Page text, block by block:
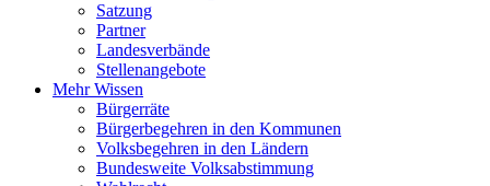
Satzung
Partner
Landesverbände
Stellenangebote
Mehr Wissen
Bürgerräte
Bürgerbegehren in den Kommunen
Volksbegehren in den Ländern
Bundesweite Volksabstimmung